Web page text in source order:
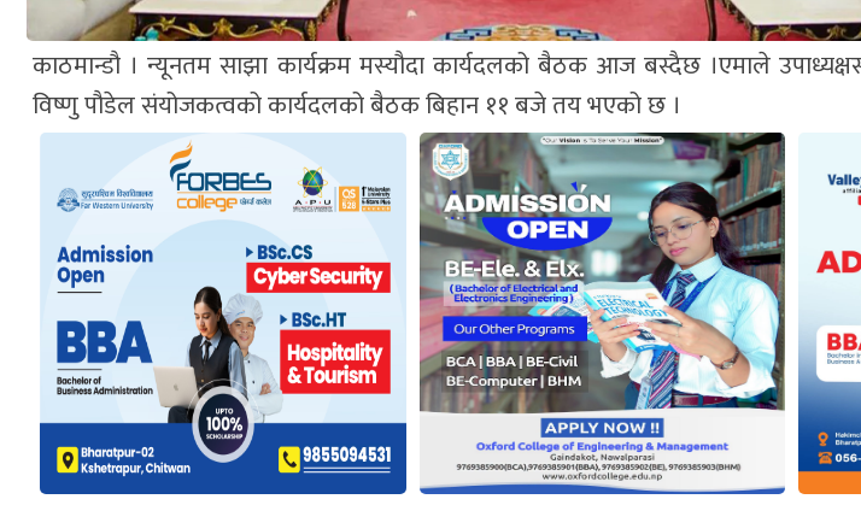
काठमान्डौ । न्यूनतम साझा कार्यक्रम मस्यौदा कार्यदलको बैठक आज बस्दैछ ।एमाले
विष्णु पौडेल संयोजकत्वको कार्यदलको बैठक बिहान ११ बजे तय भएको छ ।